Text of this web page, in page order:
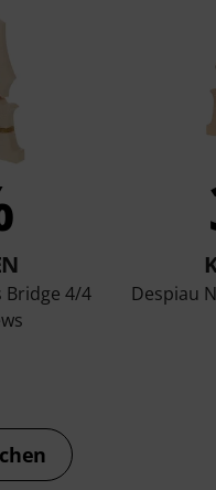
Bridge 4/4
Despiau